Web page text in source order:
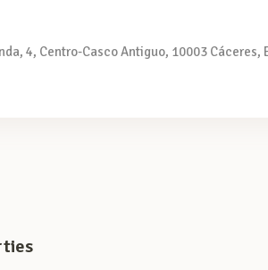
4, Centro-Casco Antiguo, 10003 Cáceres,